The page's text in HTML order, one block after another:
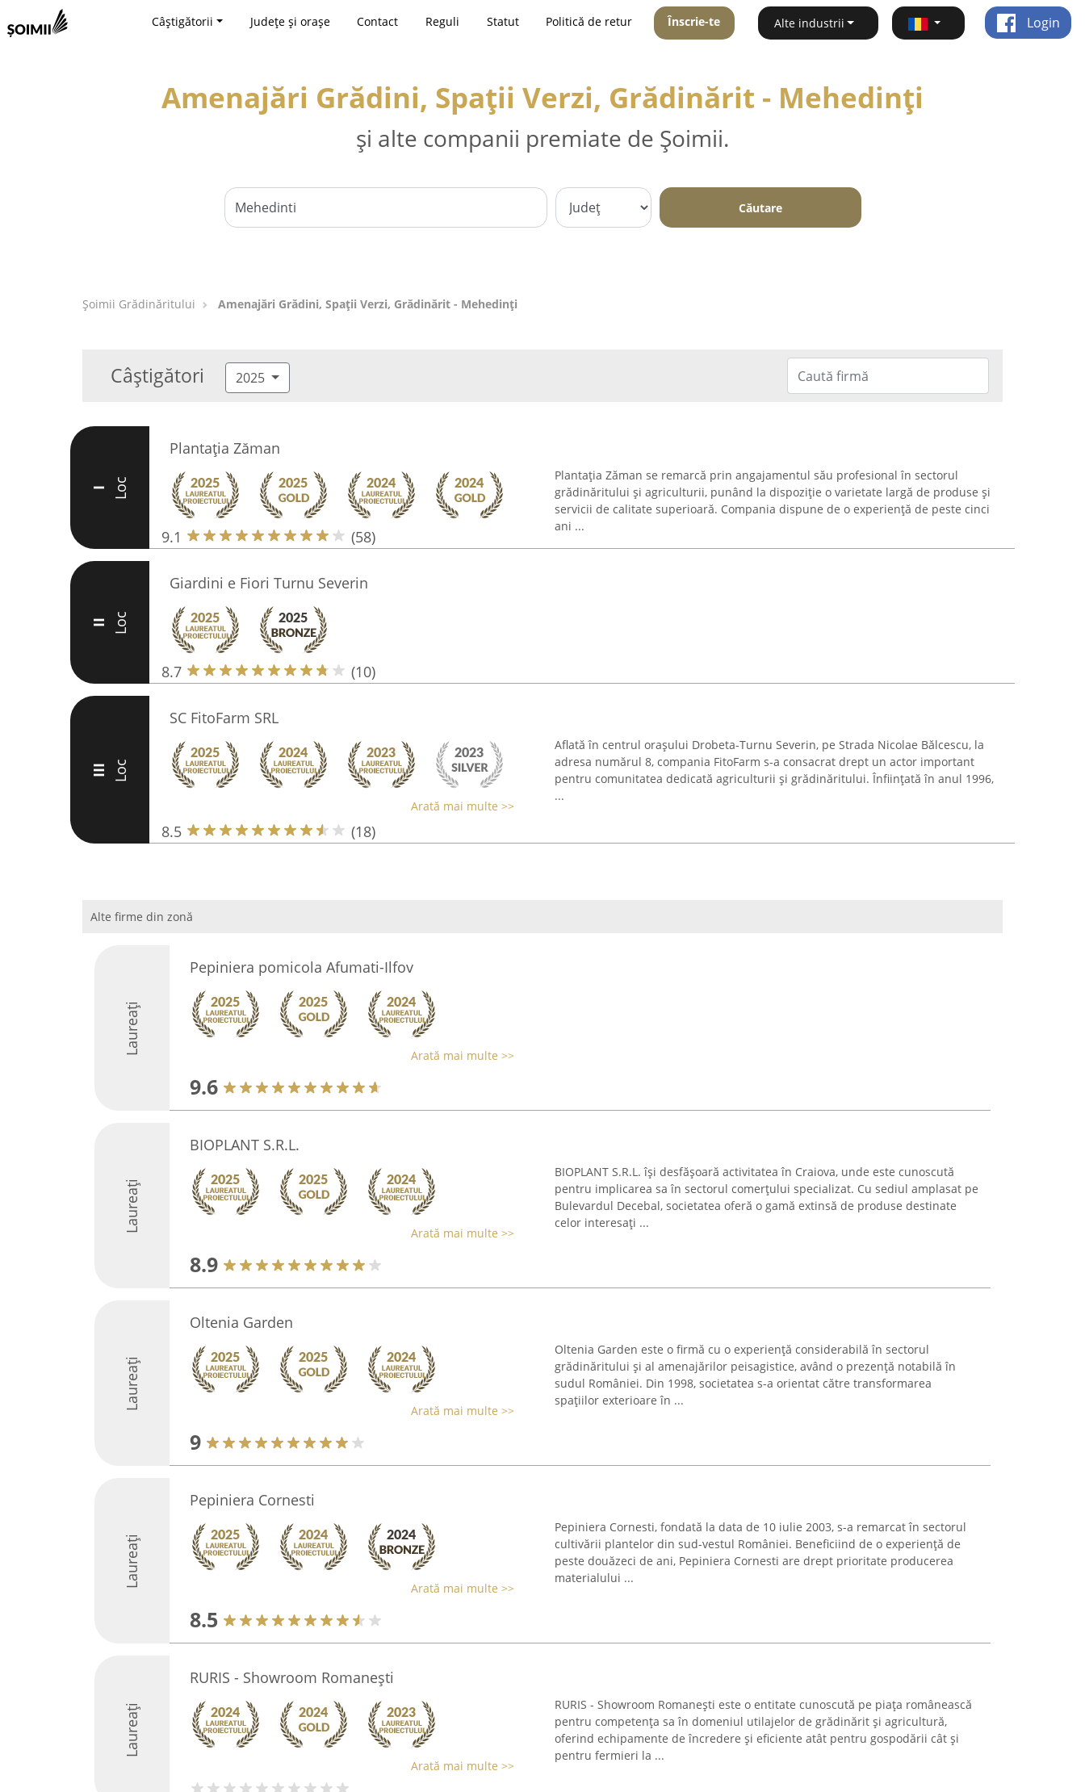
Câștigătorii Județe și orașe Contact Reguli Statut Politică de retur Înscrie-te Alte industrii Login
Amenajări Grădini, Spații Verzi, Grădinărit - Mehedinţi
și alte companii premiate de Șoimii.
Căutare
Șoimii Grădinăritului Amenajări Grădini, Spații Verzi, Grădinărit - Mehedinţi
Câștigători 2025
I Loc
Plantația Zăman
9.1 (58)
Plantația Zăman se remarcă prin angajamentul său profesional în sectorul
grădinăritului și agriculturii, punând la dispoziție o varietate largă de produse și
servicii de calitate superioară. Compania dispune de o experiență de peste cinci
ani ...
II Loc
Giardini e Fiori Turnu Severin
8.7 (10)
III Loc
SC FitoFarm SRL
Arată mai multe >>
8.5 (18)
Aflată în centrul orașului Drobeta-Turnu Severin, pe Strada Nicolae Bălcescu, la
adresa numărul 8, compania FitoFarm s-a consacrat drept un actor important
pentru comunitatea dedicată agriculturii și grădinăritului. Înființată în anul 1996,
...
Alte firme din zonă
Laureați
Pepiniera pomicola Afumati-Ilfov
Arată mai multe >>
9.6
Laureați
BIOPLANT S.R.L.
Arată mai multe >>
8.9
BIOPLANT S.R.L. își desfășoară activitatea în Craiova, unde este cunoscută
pentru implicarea sa în sectorul comerțului specializat. Cu sediul amplasat pe
Bulevardul Decebal, societatea oferă o gamă extinsă de produse destinate
celor interesați ...
Laureați
Oltenia Garden
Arată mai multe >>
9
Oltenia Garden este o firmă cu o experiență considerabilă în sectorul
grădinăritului și al amenajărilor peisagistice, având o prezență notabilă în
sudul României. Din 1998, societatea s-a orientat către transformarea
spațiilor exterioare în ...
Laureați
Pepiniera Cornesti
Arată mai multe >>
8.5
Pepiniera Cornesti, fondată la data de 10 iulie 2003, s-a remarcat în sectorul
cultivării plantelor din sud-vestul României. Beneficiind de o experiență de
peste douăzeci de ani, Pepiniera Cornesti are drept prioritate producerea
materialului ...
Laureați
RURIS - Showroom Romanești
Arată mai multe >>
RURIS - Showroom Romanești este o entitate cunoscută pe piața românească
pentru competența sa în domeniul utilajelor de grădinărit și agricultură,
oferind echipamente de încredere și eficiente atât pentru gospodării cât și
pentru fermieri la ...